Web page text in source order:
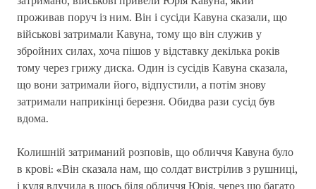
проживав поруч із ним. Він і сусіди Кавуна сказали, що
військові затримали Кавуна, тому що він служив у
збройних силах, хоча пішов у відставку декілька років
тому через грижу диска. Один із сусідів Кавуна сказала,
що вони затримали його, відпустили, а потім знову
затримали наприкінці березня. Обидва рази сусід був
вдома.
Колишній затриманий розповів, що обличчя Кавуна було
в крові: «Він сказала нам, що солдат вистрілив з рушниці,
і куля влучила в щось біля обличчя Юрія, через що багато